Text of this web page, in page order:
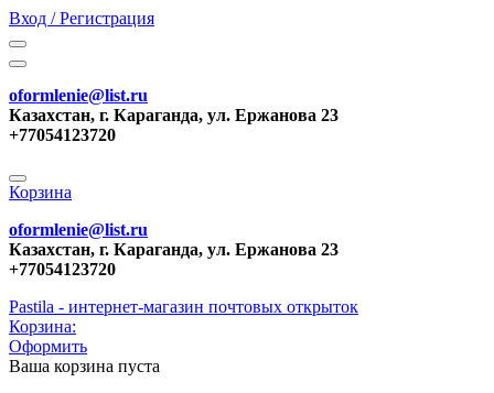
Вход / Регистрация
oformlenie@list.ru
Казахстан, г. Караганда, ул. Ержанова 23
+77054123720
Корзина
oformlenie@list.ru
Казахстан, г. Караганда, ул. Ержанова 23
+77054123720
Pastila - интернет-магазин почтовых открыток
Корзина:
Оформить
Ваша корзина пуста